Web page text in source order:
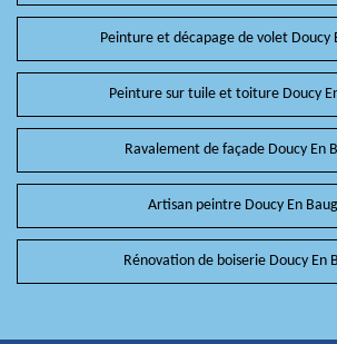
Peinture et décapage de volet Doucy
Peinture sur tuile et toiture Doucy
Ravalement de façade Doucy En
Artisan peintre Doucy En
Rénovation de boiserie Doucy En